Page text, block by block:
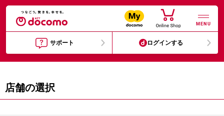
MENU
サポート ログインする
店舗の選択